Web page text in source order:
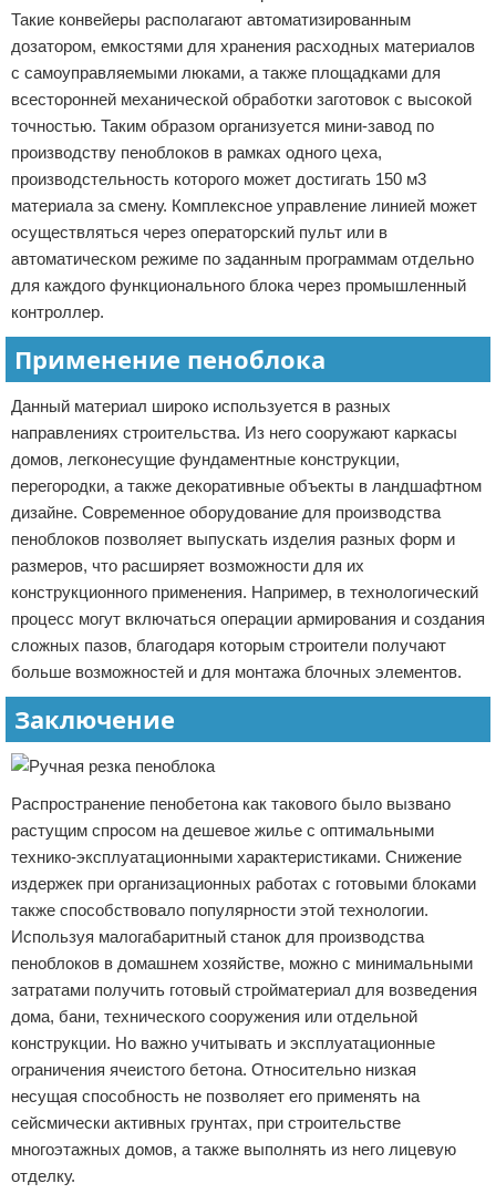
Такие конвейеры располагают автоматизированным
дозатором, емкостями для хранения расходных материалов
с самоуправляемыми люками, а также площадками для
всесторонней механической обработки заготовок с высокой
точностью. Таким образом организуется мини-завод по
производству пеноблоков в рамках одного цеха,
производстельность которого может достигать 150 м3
материала за смену. Комплексное управление линией может
осуществляться через операторский пульт или в
автоматическом режиме по заданным программам отдельно
для каждого функционального блока через промышленный
контроллер.
Применение пеноблока
Данный материал широко используется в разных
направлениях строительства. Из него сооружают каркасы
домов, легконесущие фундаментные конструкции,
перегородки, а также декоративные объекты в ландшафтном
дизайне. Современное оборудование для производства
пеноблоков позволяет выпускать изделия разных форм и
размеров, что расширяет возможности для их
конструкционного применения. Например, в технологический
процесс могут включаться операции армирования и создания
сложных пазов, благодаря которым строители получают
больше возможностей и для монтажа блочных элементов.
Заключение
Распространение пенобетона как такового было вызвано
растущим спросом на дешевое жилье с оптимальными
технико-эксплуатационными характеристиками. Снижение
издержек при организационных работах с готовыми блоками
также способствовало популярности этой технологии.
Используя малогабаритный станок для производства
пеноблоков в домашнем хозяйстве, можно с минимальными
затратами получить готовый стройматериал для возведения
дома, бани, технического сооружения или отдельной
конструкции. Но важно учитывать и эксплуатационные
ограничения ячеистого бетона. Относительно низкая
несущая способность не позволяет его применять на
сейсмически активных грунтах, при строительстве
многоэтажных домов, а также выполнять из него лицевую
отделку.